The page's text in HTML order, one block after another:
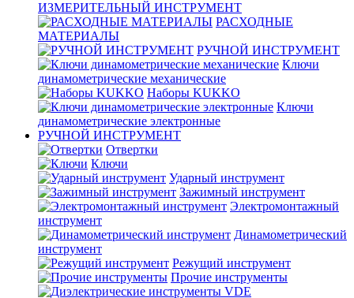
ИЗМЕРИТЕЛЬНЫЙ ИНСТРУМЕНТ
РАСХОДНЫЕ
МАТЕРИАЛЫ
РУЧНОЙ ИНСТРУМЕНТ
Ключи
динамометрические механические
Наборы KUKKO
Ключи
динамометрические электронные
РУЧНОЙ ИНСТРУМЕНТ
Отвертки
Ключи
Ударный инструмент
Зажимный инструмент
Электромонтажный
инструмент
Динамометрический
инструмент
Режущий инструмент
Прочие инструменты